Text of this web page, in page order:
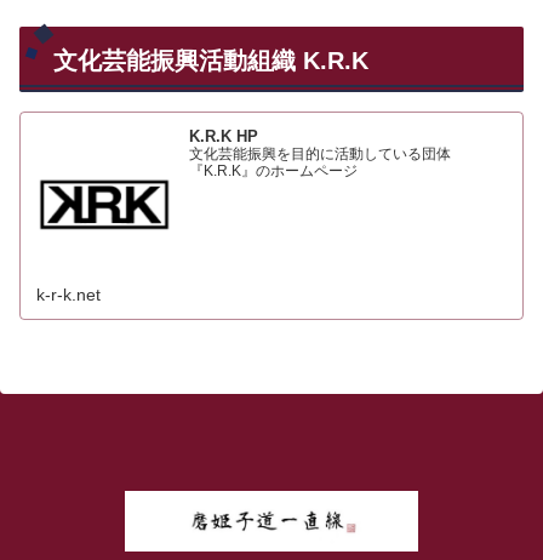
文化芸能振興活動組織 K.R.K
K.R.K HP
文化芸能振興を目的に活動している団体
『K.R.K』のホームページ
k-r-k.net